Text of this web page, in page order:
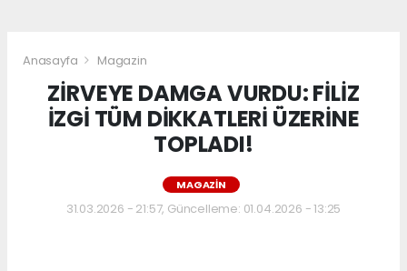
Anasayfa Magazin
ZİRVEYE DAMGA VURDU: FİLİZ
İZGİ TÜM DİKKATLERİ ÜZERİNE
TOPLADI!
MAGAZIN
31.03.2026 - 21:57, Güncelleme: 01.04.2026 - 13:25